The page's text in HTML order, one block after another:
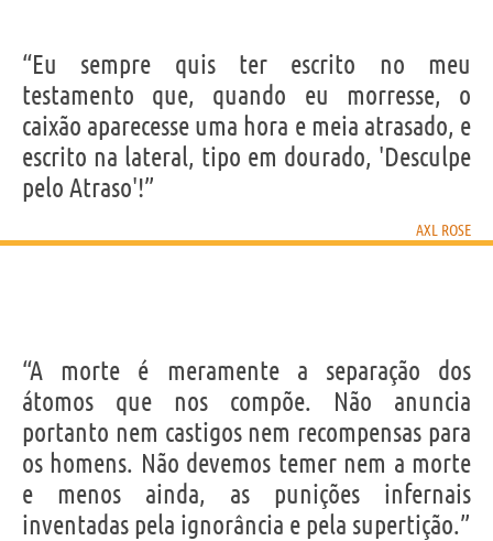
“Eu sempre quis ter escrito no meu
testamento que, quando eu morresse, o
caixão aparecesse uma hora e meia atrasado, e
escrito na lateral, tipo em dourado, 'Desculpe
pelo Atraso'!”
AXL ROSE
“A morte é meramente a separação dos
átomos que nos compõe. Não anuncia
portanto nem castigos nem recompensas para
os homens. Não devemos temer nem a morte
e menos ainda, as punições infernais
inventadas pela ignorância e pela supertição.”